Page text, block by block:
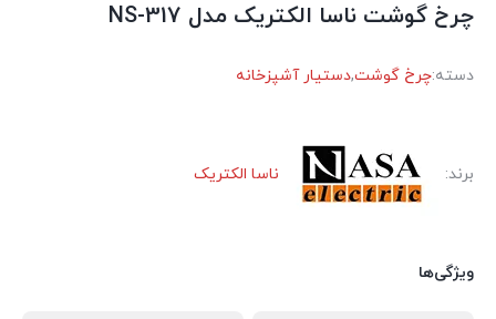
چرخ گوشت ناسا الکتریک مدل NS-317
دسته:چرخ گوشت,دستیار آشپزخانه
برند: ناسا الکتریک
ویژگی‌ها